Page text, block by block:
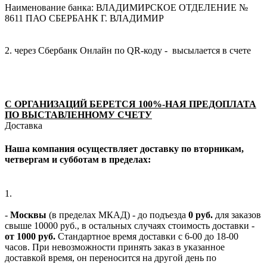
Наименование банка: ВЛАДИМИРСКОЕ ОТДЕЛЕНИЕ №
8611 ПАО СБЕРБАНК Г. ВЛАДИМИР
2. через Сбербанк Онлайн по QR-коду - высылается в счете
С ОРГАНИЗАЦИЙ БЕРЕТСЯ 100%-НАЯ ПРЕДОПЛАТА
ПО ВЫСТАВЛЕННОМУ СЧЕТУ
Доставка
Наша компания осуществляет доставку по вторникам,
четвергам и субботам в пределах:
1.
- Москвы (в пределах МКАД) - до подъезда 0 руб. для заказов
свыше 10000 руб., в остальных случаях стоимость доставки -
от 1000 руб. Стандартное время доставки с 6-00 до 18-00
часов. При невозможности принять заказ в указанное
доставкой время, он переносится на другой день по